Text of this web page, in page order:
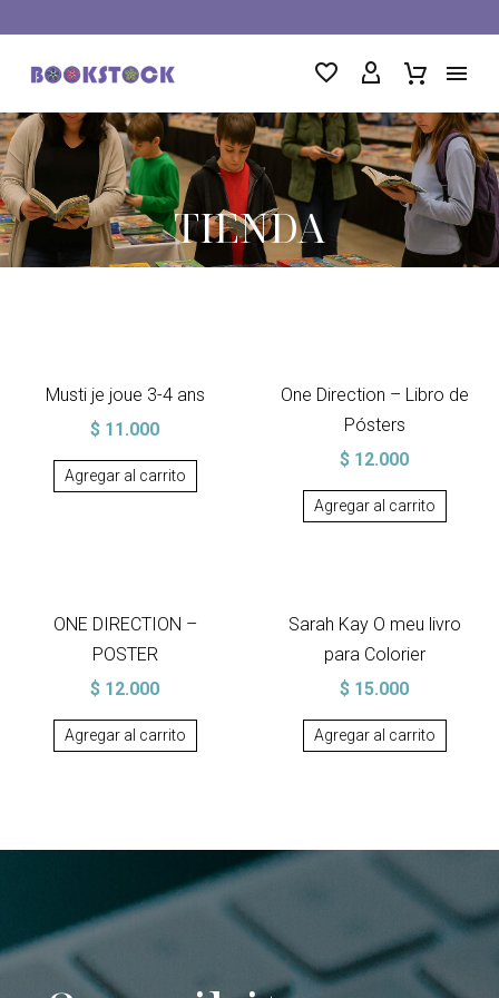
TIENDA
Musti je joue 3-4 ans
$ 11.000
Agregar al carrito
One Direction – Libro de
Pósters
$ 12.000
Agregar al carrito
ONE DIRECTION –
POSTER
$ 12.000
Agregar al carrito
Sarah Kay O meu livro
para Colorier
$ 15.000
Agregar al carrito